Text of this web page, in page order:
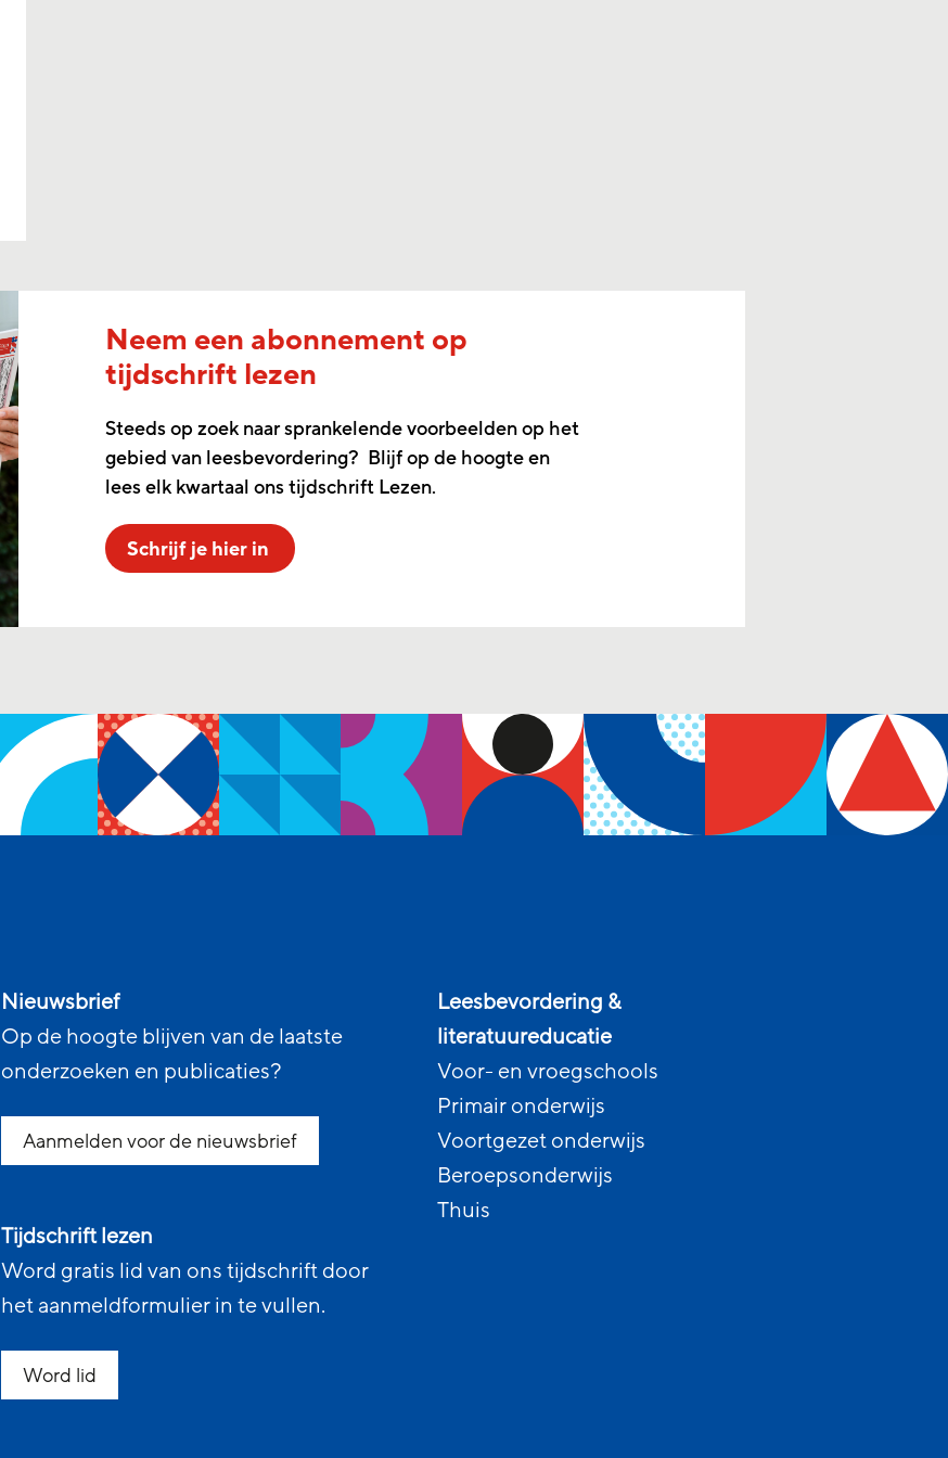
Neem een abonnement op
tijdschrift lezen
Steeds op zoek naar sprankelende voorbeelden op het
gebied van leesbevordering? Blijf op de hoogte en
lees elk kwartaal ons tijdschrift Lezen.
Schrijf je hier in
Nieuwsbrief
Op de hoogte blijven van de laatste
onderzoeken en publicaties?
Aanmelden voor de nieuwsbrief
Tijdschrift lezen
Word gratis lid van ons tijdschrift door
het aanmeldformulier in te vullen.
Word lid
Leesbevordering &
literatuureducatie
Voor- en vroegschools
Primair onderwijs
Voortgezet onderwijs
Beroepsonderwijs
Thuis